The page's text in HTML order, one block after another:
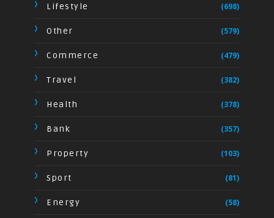
Lifestyle (698)
Other (579)
Commerce (479)
Travel (382)
Health (378)
Bank (357)
Property (103)
Sport (81)
Energy (58)